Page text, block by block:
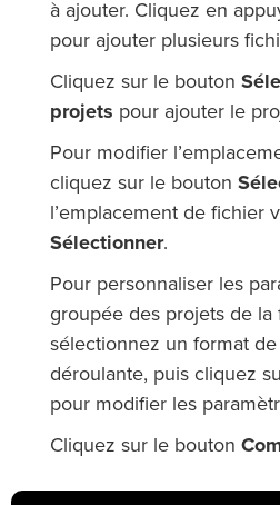
à ajouter. Cliquez en
pour ajouter plusieurs
Cliquez sur le bouton
projets pour ajouter le
Pour modifier
cliquez sur le bouton
l’emplacement de fichier
Sélectionner.
Pour personnaliser les
groupée des projets de la
sélectionnez un format
déroulante, puis cliquez
pour modifier les
Cliquez sur le bouton